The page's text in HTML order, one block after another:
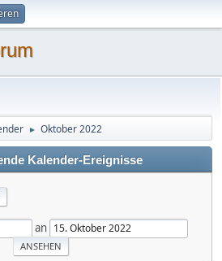
► Oktober 2022
Kalender-Ereignisse
an